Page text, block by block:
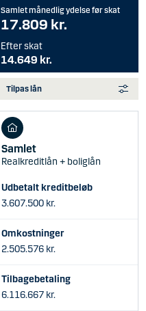
Samlet månedlig ydelse før skat
17.809 kr.
Efter skat
14.649 kr.
Tilpas lån
Samlet
Realkreditlån + boliglån
Udbetalt kreditbeløb
3.607.500 kr.
Omkostninger
2.505.576 kr.
Tilbagebetaling
6.116.667 kr.